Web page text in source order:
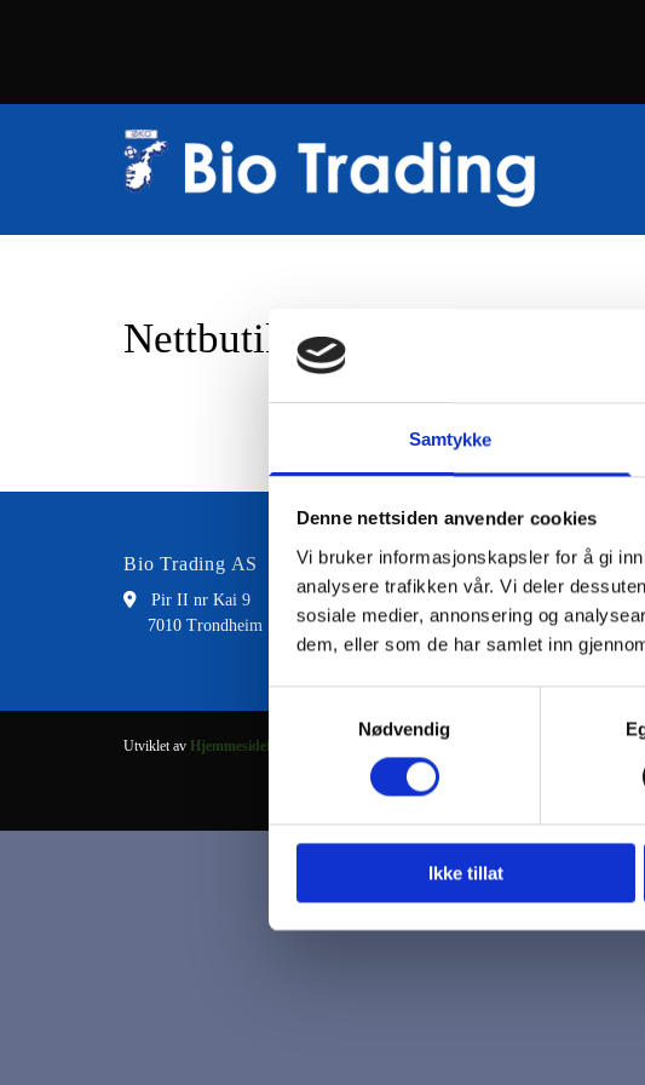
Samtykke
Denne nettsiden anvender cookies
Vi bruker informasjonskapsler for å gi
analysere trafikken vår. Vi deler
sosiale medier, annonsering og
dem, eller som de har samlet inn
Nødvendig
Ikke tillat
Nettbutikk
Bio Trading AS
 Pir II nr Kai 9
7010 Trondheim
Kontakt oss

Utviklet av Hjemmesidehuset